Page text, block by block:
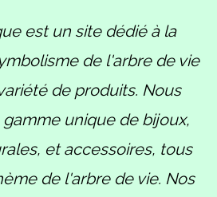
est un site dédié à la
de l'arbre de vie
de produits. Nous
unique de bijoux,
et accessoires, tous
de l'arbre de vie. Nos